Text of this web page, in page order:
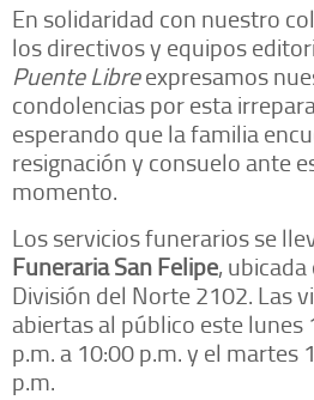
En solidaridad con nuestro
los directivos y equipos
Puente Libreexpresamos
condolencias por esta
esperando que la familia
resignación y consuelo ante
momento.
Los servicios funerarios se
Funeraria San Felipe,
División del Norte 2102. Las
abiertas al público este lunes
p.m. a 10:00 p.m. y el martes
p.m.